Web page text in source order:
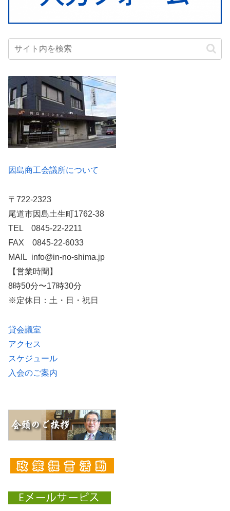
因島商工会議所について
〒722-2323
尾道市因島土生町1762-38
TEL 0845-22-2211
FAX 0845-22-6033
MAIL info@in-no-shima.jp
【営業時間】
8時50分〜17時30分
※定休日：土・日・祝日
貸会議室
アクセス
スケジュール
入会のご案内